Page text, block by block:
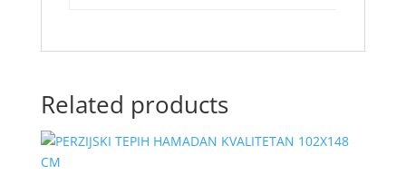
Related products